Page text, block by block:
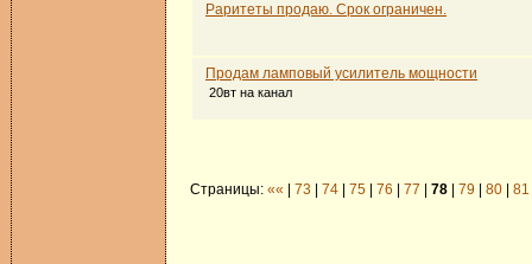
Раритеты продаю. Срок ограничен.
Продам ламповый усилитель мощности
20вт на канал
Страницы: «« 73 74 75 76 77 78 79 80 81